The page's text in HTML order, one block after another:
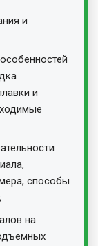
и
и
способы
на